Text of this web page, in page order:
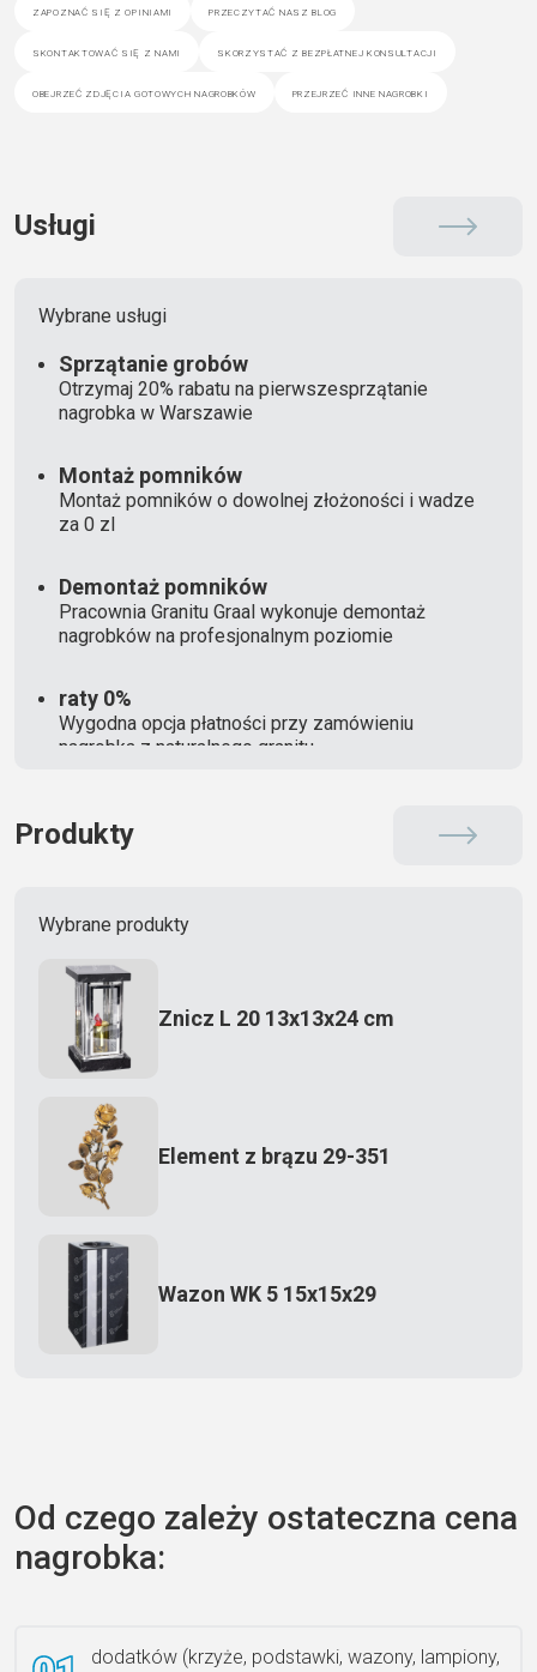
zapoznać się z opiniami przeczytać nasz blog
skontaktować się z nami skorzystać z bezpłatnej konsultacji
obejrzeć zdjęcia gotowych nagrobków przejrzeć inne nagrobki
Usługi
Wybrane usługi
Sprzątanie grobów
Otrzymaj 20% rabatu na pierwszesprzątanie
nagrobka w Warszawie
Montaż pomników
Montaż pomników o dowolnej złożoności i wadze
za 0 zl
Demontaż pomników
Pracownia Granitu Graal wykonuje demontaż
nagrobków na profesjonalnym poziomie
raty 0%
Wygodna opcja płatności przy zamówieniu
nagrobka z naturalnego granitu
Produkty
Wybrane produkty
Znicz L 20 13x13x24 cm
Element z brązu 29-351
Wazon WK 5 15x15x29
Książka 2
Od czego zależy ostateczna cena
nagrobka:
dodatków (krzyże, podstawki, wazony, lampiony,